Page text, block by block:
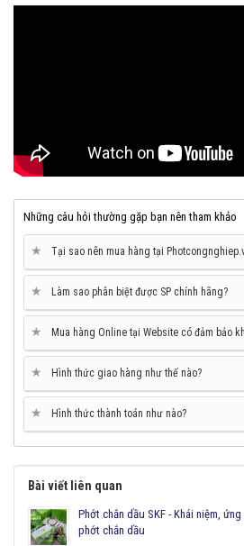
Những câu hỏi thường gặp bạn nên tham khảo
★ Tại sao nên mua hàng tại
★ Làm sao phân biệt được SP chính hãng?
★ Mua hàng Online tại Website có đảm bảo
★ Hình thức giao hàng như thế nào?
★ Hình thức thành toán như nào?
Bài viết liên quan
Phớt chắn dầu SKF - Khái niệm,
phớt chắn dầu